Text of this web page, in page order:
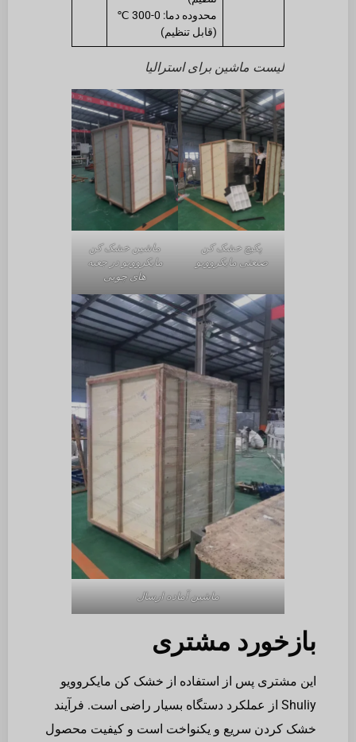
محدوده دما: 0-300 ℃
(قابل تنظیم)
لیست ماشین برای استرالیا
پکیج خشک کن
صنعتی مایکروویو
ماشین خشک کن
مایکروویو در جعبه
های چوبی
ماشین آماده ارسال
بازخورد مشتری
این مشتری پس از استفاده از خشک کن مایکروویو
Shuliy از عملکرد دستگاه بسیار راضی است. فرآیند
خشک کردن سریع و یکنواخت است و کیفیت محصول